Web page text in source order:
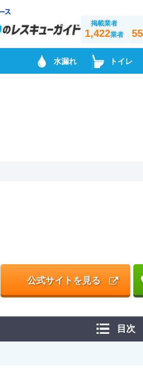
掲載業者
1,422業者
水漏れ トイレ
公式サイトを見る
目次